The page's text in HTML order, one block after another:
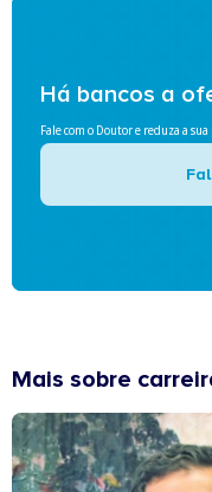
Há bancos a
Fale com o Doutor e reduza a
Mais sobre